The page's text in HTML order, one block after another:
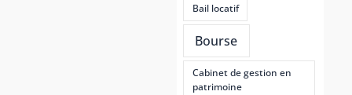
Bail locatif
Bourse
Cabinet de gestion en
patrimoine